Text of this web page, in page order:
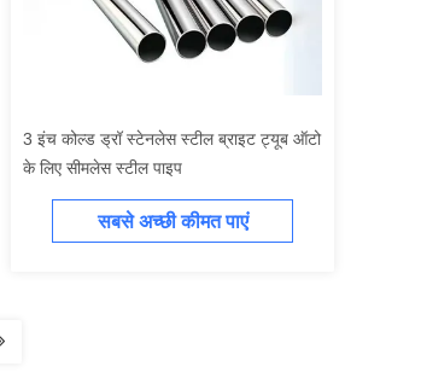
3 इंच कोल्ड ड्रॉ स्टेनलेस स्टील ब्राइट ट्यूब ऑटो
के लिए सीमलेस स्टील पाइप
सबसे अच्छी कीमत पाएं